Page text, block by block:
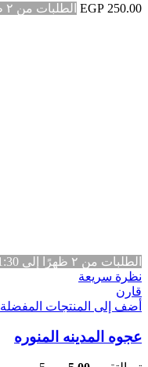
EGP 250.00 الطلبات من ٢ ظهرًا إلى 1:30 صباحًا
الطلبات من ٢ ظهرًا إلى 1:30 صباحًا
نظرة سريعة
قارن
أضف إلى المنتجات المفضلة
عجوه المدينه المنوره